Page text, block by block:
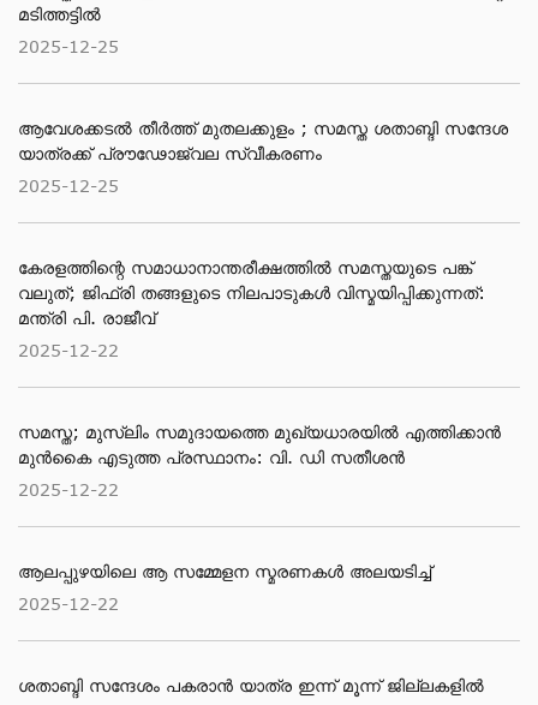
മടിത്തട്ടിൽ
2025-12-25
ആവേശക്കടൽ തീർത്ത് മുതലക്കുളം ; സമസ്ത ശതാബ്ദി സന്ദേശ
യാത്രക്ക് പ്രൗഢോജ്വല സ്വീകരണം
2025-12-25
കേരളത്തിന്റെ സമാധാനാന്തരീക്ഷത്തിൽ സമസ്തയുടെ പങ്ക്
വലുത്; ജിഫ്‌രി തങ്ങളുടെ നിലപാടുകൾ വിസ്മയിപ്പിക്കുന്നത്:
മന്ത്രി പി. രാജീവ്
2025-12-22
സമസ്ത; മുസ്ലിം സമുദായത്തെ മുഖ്യധാരയിൽ എത്തിക്കാൻ
മുൻകൈ എടുത്ത പ്രസ്ഥാനം: വി. ഡി സതീശൻ
2025-12-22
ആലപ്പുഴയിലെ ആ സമ്മേളന സ്മരണകൾ അലയടിച്ച്
2025-12-22
ശതാബ്ദി സന്ദേശം പകരാൻ യാത്ര ഇന്ന് മൂന്ന് ജില്ലകളിൽ